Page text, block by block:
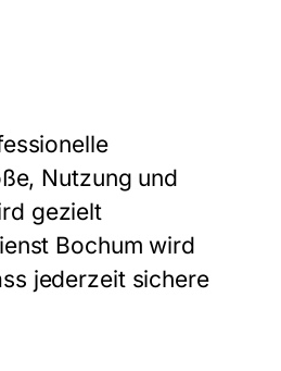
Nutzung und
gezielt
Bochum wird
jederzeit sichere